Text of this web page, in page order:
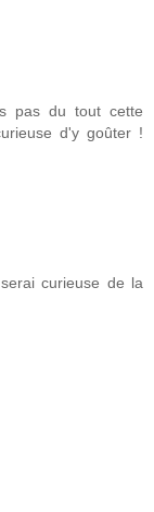
pas du tout cette
d'y goûter !
curieuse de la